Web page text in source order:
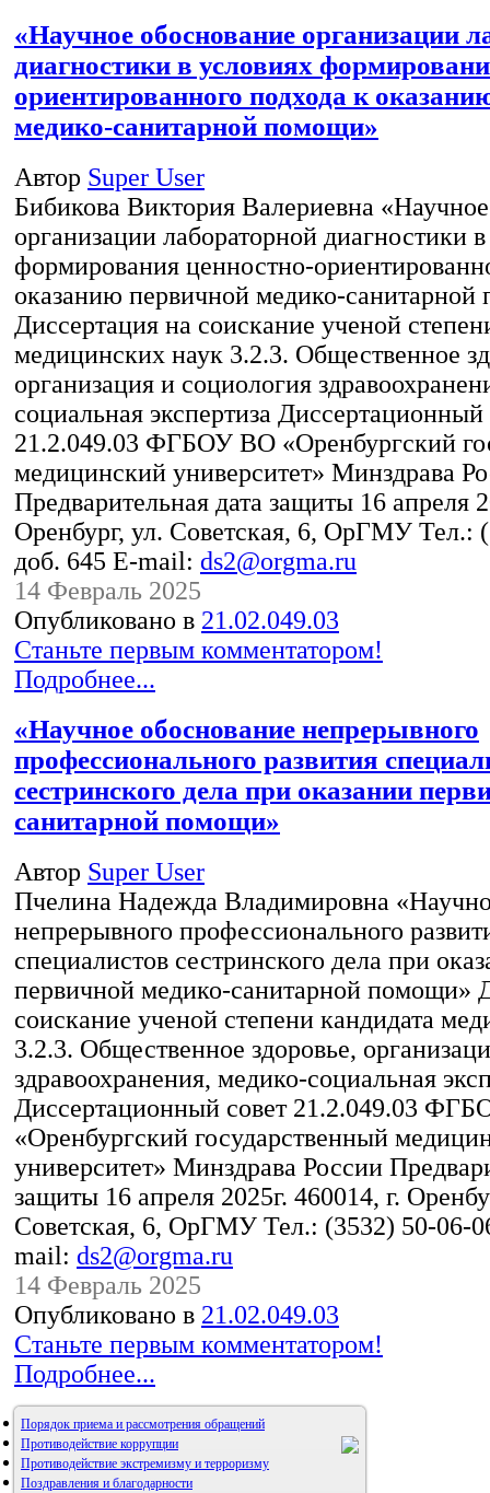
«Научное обоснование организации
диагностики в условиях
ориентированного подхода к
медико-санитарной помощи»
Автор Super User
Бибикова Виктория Валериевна
организации лабораторной диагностики
формирования ценностно-
оказанию первичной медико-
Диссертация на соискание ученой
медицинских наук 3.2.3. Общественное
организация и социология
социальная экспертиза Диссертационный
21.2.049.03 ФГБОУ ВО «Оренбургский
медицинский университет» Минздрава
Предварительная дата защиты 16 апреля
Оренбург, ул. Советская, 6, ОрГМУ Тел.:
доб. 645 E-mail: ds2@orgma.ru
14 Февраль 2025
Опубликовано в 21.02.049.03
Станьте первым комментатором!
Подробнее...
«Научное обоснование непрерывного
профессионального развития
сестринского дела при оказании
санитарной помощи»
Автор Super User
Пчелина Надежда Владимировна
непрерывного профессионального
специалистов сестринского дела при
первичной медико-санитарной помощи»
соискание ученой степени кандидата
3.2.3. Общественное здоровье,
здравоохранения, медико-социальная
Диссертационный совет 21.2.049.03
«Оренбургский государственный
университет» Минздрава России
защиты 16 апреля 2025г. 460014, г.
Советская, 6, ОрГМУ Тел.: (3532) 50-06-
mail: ds2@orgma.ru
14 Февраль 2025
Опубликовано в 21.02.049.03
Станьте первым комментатором!
Подробнее...
Порядок приема и рассмотрения обращений
Противодействие коррупции
Противодействие экстремизму и терроризму
Поздравления и благодарности